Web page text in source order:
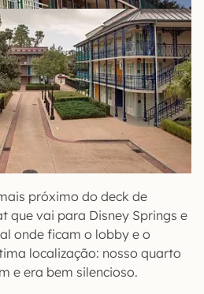
próximo do deck de
que vai para Disney Springs e
onde ficam o lobby e o
localização: nosso quarto
e era bem silencioso.